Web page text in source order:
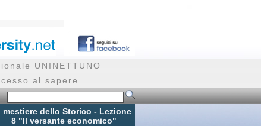
UNINETTUNO
al sapere
mestiere dello Storico - Lezione
8 "Il versante economico"